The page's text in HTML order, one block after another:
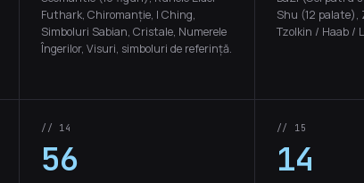
Futhark, Chiromanție, I Ching,
Simboluri Sabian, Cristale, Numerele
Îngerilor, Visuri, simboluri de referință.
Shu (12 palate),
Tzolkin / Haab /
// 14
56
// 15
14